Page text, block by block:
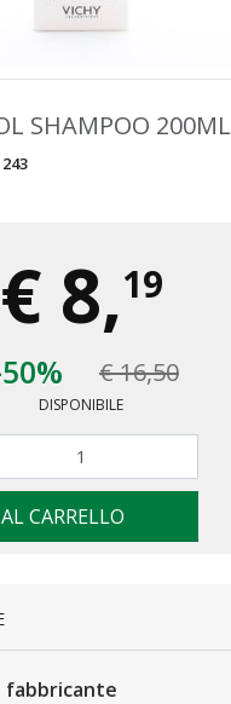
SHAMPOO 200ML
€ 8,19
€ 16,50
DISPONIBILE
CARRELLO
fabbricante